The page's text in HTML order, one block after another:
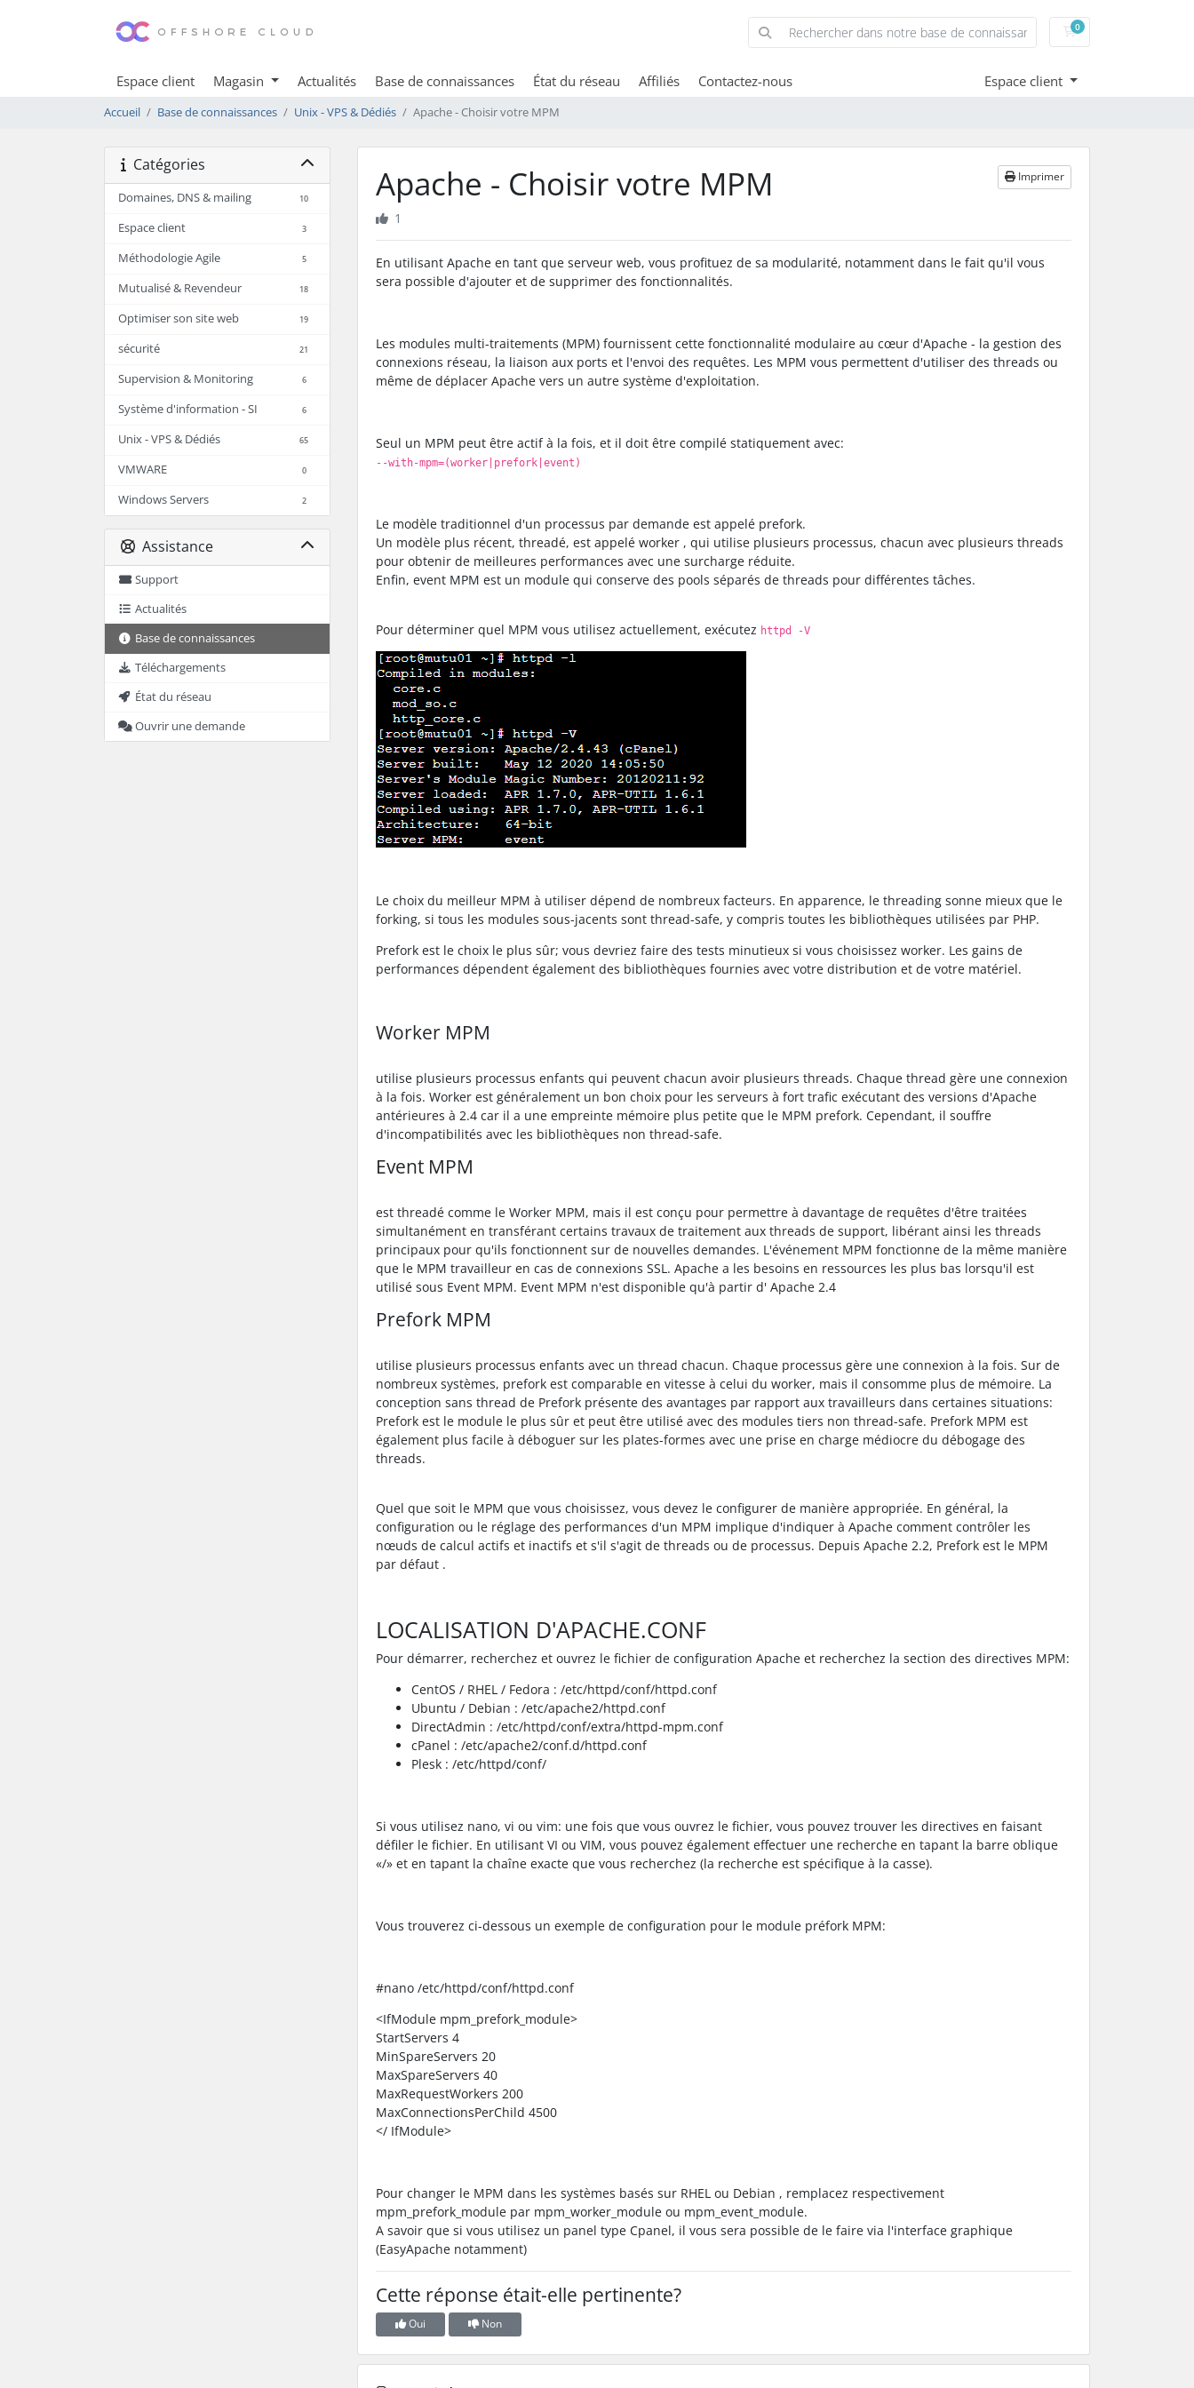
0Votre panier
Espace client Magasin Actualités Base de connaissances État du réseau Affiliés Contactez-nous Espace client
Accueil Base de connaissances Unix - VPS & Dédiés Apache - Choisir votre MPM
Catégories
Domaines, DNS & mailing 10
Espace client 3
Méthodologie Agile 5
Mutualisé & Revendeur 18
Optimiser son site web 19
sécurité 21
Supervision & Monitoring 6
Système d'information - SI 6
Unix - VPS & Dédiés 65
VMWARE 0
Windows Servers 2
Assistance
Support
Actualités
Base de connaissances
Téléchargements
État du réseau
Ouvrir une demande
Apache - Choisir votre MPM Imprimer
1
En utilisant Apache en tant que serveur web, vous profituez de sa modularité, notamment dans le fait qu'il vous
sera possible d'ajouter et de supprimer des fonctionnalités.
Les modules multi-traitements (MPM) fournissent cette fonctionnalité modulaire au cœur d'Apache - la gestion des
connexions réseau, la liaison aux ports et l'envoi des requêtes. Les MPM vous permettent d'utiliser des threads ou
même de déplacer Apache vers un autre système d'exploitation.
Seul un MPM peut être actif à la fois, et il doit être compilé statiquement avec:
--with-mpm=(worker|prefork|event)
Le modèle traditionnel d'un processus par demande est appelé prefork.
Un modèle plus récent, threadé, est appelé worker , qui utilise plusieurs processus, chacun avec plusieurs threads
pour obtenir de meilleures performances avec une surcharge réduite.
Enfin, event MPM est un module qui conserve des pools séparés de threads pour différentes tâches.
Pour déterminer quel MPM vous utilisez actuellement, exécutez httpd -V
Le choix du meilleur MPM à utiliser dépend de nombreux facteurs. En apparence, le threading sonne mieux que le
forking, si tous les modules sous-jacents sont thread-safe, y compris toutes les bibliothèques utilisées par PHP.
Prefork est le choix le plus sûr; vous devriez faire des tests minutieux si vous choisissez worker. Les gains de
performances dépendent également des bibliothèques fournies avec votre distribution et de votre matériel.
Worker MPM
utilise plusieurs processus enfants qui peuvent chacun avoir plusieurs threads. Chaque thread gère une connexion
à la fois. Worker est généralement un bon choix pour les serveurs à fort trafic exécutant des versions d'Apache
antérieures à 2.4 car il a une empreinte mémoire plus petite que le MPM prefork. Cependant, il souffre
d'incompatibilités avec les bibliothèques non thread-safe.
Event MPM
est threadé comme le Worker MPM, mais il est conçu pour permettre à davantage de requêtes d'être traitées
simultanément en transférant certains travaux de traitement aux threads de support, libérant ainsi les threads
principaux pour qu'ils fonctionnent sur de nouvelles demandes. L'événement MPM fonctionne de la même manière
que le MPM travailleur en cas de connexions SSL. Apache a les besoins en ressources les plus bas lorsqu'il est
utilisé sous Event MPM. Event MPM n'est disponible qu'à partir d' Apache 2.4
Prefork MPM
utilise plusieurs processus enfants avec un thread chacun. Chaque processus gère une connexion à la fois. Sur de
nombreux systèmes, prefork est comparable en vitesse à celui du worker, mais il consomme plus de mémoire. La
conception sans thread de Prefork présente des avantages par rapport aux travailleurs dans certaines situations:
Prefork est le module le plus sûr et peut être utilisé avec des modules tiers non thread-safe. Prefork MPM est
également plus facile à déboguer sur les plates-formes avec une prise en charge médiocre du débogage des
threads.
Quel que soit le MPM que vous choisissez, vous devez le configurer de manière appropriée. En général, la
configuration ou le réglage des performances d'un MPM implique d'indiquer à Apache comment contrôler les
nœuds de calcul actifs et inactifs et s'il s'agit de threads ou de processus. Depuis Apache 2.2, Prefork est le MPM
par défaut .
LOCALISATION D'APACHE.CONF
Pour démarrer, recherchez et ouvrez le fichier de configuration Apache et recherchez la section des directives MPM:
CentOS / RHEL / Fedora : /etc/httpd/conf/httpd.conf
Ubuntu / Debian : /etc/apache2/httpd.conf
DirectAdmin : /etc/httpd/conf/extra/httpd-mpm.conf
cPanel : /etc/apache2/conf.d/httpd.conf
Plesk : /etc/httpd/conf/
Si vous utilisez nano, vi ou vim: une fois que vous ouvrez le fichier, vous pouvez trouver les directives en faisant
défiler le fichier. En utilisant VI ou VIM, vous pouvez également effectuer une recherche en tapant la barre oblique
«/» et en tapant la chaîne exacte que vous recherchez (la recherche est spécifique à la casse).
Vous trouverez ci-dessous un exemple de configuration pour le module préfork MPM:
#nano /etc/httpd/conf/httpd.conf
<IfModule mpm_prefork_module>
StartServers 4
MinSpareServers 20
MaxSpareServers 40
MaxRequestWorkers 200
MaxConnectionsPerChild 4500
</ IfModule>
Pour changer le MPM dans les systèmes basés sur RHEL ou Debian , remplacez respectivement
mpm_prefork_module par mpm_worker_module ou mpm_event_module.
A savoir que si vous utilisez un panel type Cpanel, il vous sera possible de le faire via l'interface graphique
(EasyApache notamment)
Cette réponse était-elle pertinente?
Oui Non